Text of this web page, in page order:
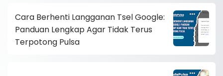
Cara Berhenti Langganan Tsel Google:
Panduan Lengkap Agar Tidak Terus
Terpotong Pulsa